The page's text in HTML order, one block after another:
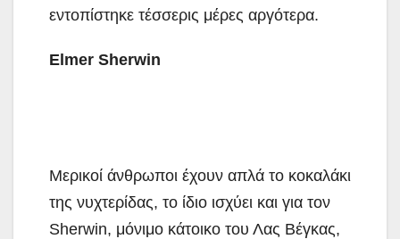
εντοπίστηκε τέσσερις μέρες αργότερα.
Elmer Sherwin
Μερικοί άνθρωποι έχουν απλά το κοκαλάκι
της νυχτερίδας, το ίδιο ισχύει και για τον
Sherwin, μόνιμο κάτοικο του Λας Βέγκας,